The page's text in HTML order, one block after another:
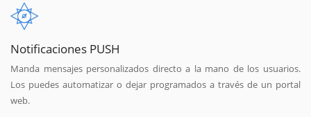
Notificaciones PUSH
Manda mensajes personalizados directo a la mano de los usuarios.
Los puedes automatizar o dejar programados a través de un portal
web.